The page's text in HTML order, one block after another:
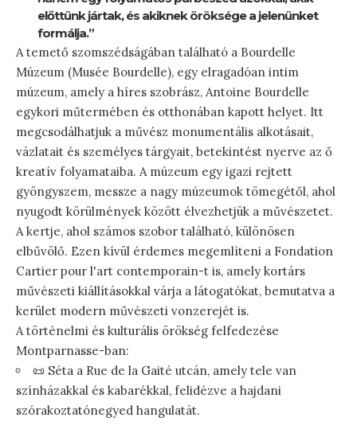
előttünk jártak, és akiknek öröksége a jelenünket
formálja.”
A temető szomszédságában található a Bourdelle
Múzeum (Musée Bourdelle), egy elragadóan intim
múzeum, amely a híres szobrász, Antoine Bourdelle
egykori műtermében és otthonában kapott helyet. Itt
megcsodálhatjuk a művész monumentális alkotásait,
vázlatait és személyes tárgyait, betekintést nyerve az ő
kreatív folyamataiba. A múzeum egy igazi rejtett
gyöngyszem, messze a nagy múzeumok tömegétől, ahol
nyugodt körülmények között élvezhetjük a művészetet.
A kertje, ahol számos szobor található, különösen
elbűvölő. Ezen kívül érdemes megemlíteni a Fondation
Cartier pour l'art contemporain-t is, amely kortárs
művészeti kiállításokkal várja a látogatókat, bemutatva a
kerület modern művészeti vonzerejét is.
A történelmi és kulturális örökség felfedezése
Montparnasse-ban:
📜 Séta a Rue de la Gaité utcán, amely tele van
színházakkal és kabarékkal, felidézve a hajdani
szórakoztatónegyed hangulatát.